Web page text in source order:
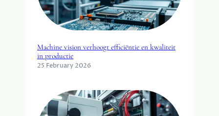
Machine vision verhoogt efficiëntie en kwaliteit
in productie
25 February 2026